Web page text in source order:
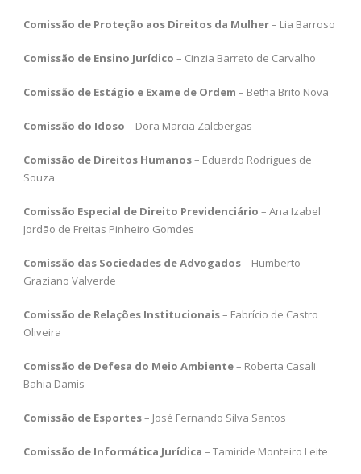
Comissão de Proteção aos Direitos da Mulher– Lia Barroso
Comissão de Ensino Jurídico – Cinzia Barreto de Carvalho
Comissão de Estágio e Exame de Ordem – Betha Brito Nova
Comissão do Idoso – Dora Marcia Zalcbergas
Comissão de Direitos Humanos– Eduardo Rodrigues de
Souza
Comissão Especial de Direito Previdenciário – Ana Izabel
Jordão de Freitas Pinheiro Gomdes
Comissão das Sociedades de Advogados– Humberto
Graziano Valverde
Comissão de Relações Institucionais– Fabrício de Castro
Oliveira
Comissão de Defesa do Meio Ambiente– Roberta Casali
Bahia Damis
Comissão de Esportes– José Fernando Silva Santos
Comissão de Informática Jurídica – Tamiride Monteiro Leite